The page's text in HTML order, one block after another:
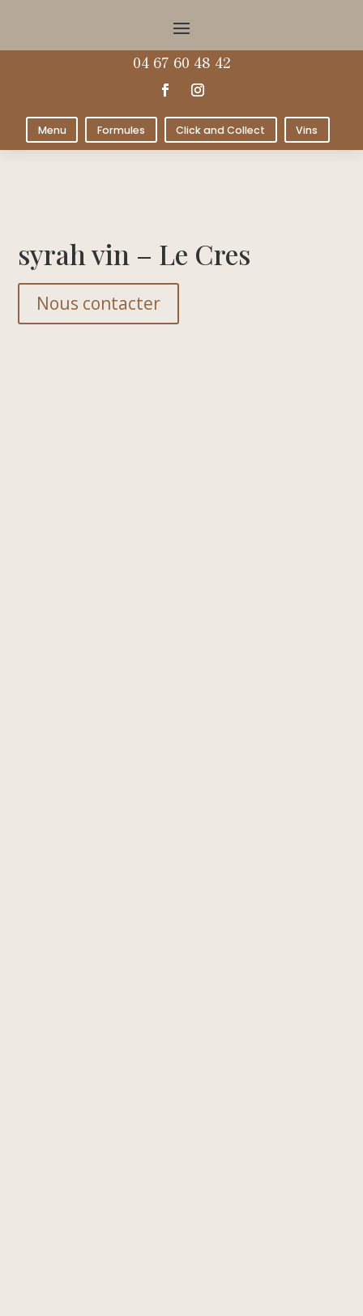
04 67 60 48 42
Menu Formules Click and Collect Vins
syrah vin – Le Cres
Nous contacter